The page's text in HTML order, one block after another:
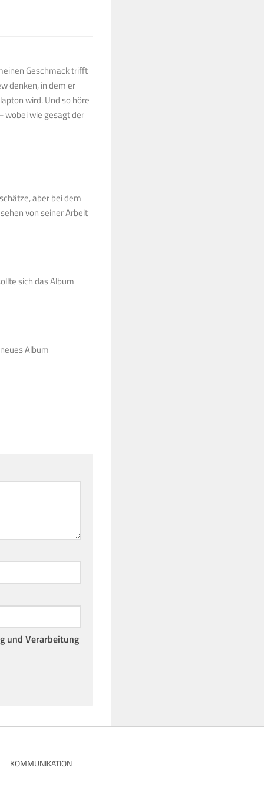
Geschmack trifft
denken, in dem er
wird. Und so höre
wobei wie gesagt der
aber bei dem
von seiner Arbeit
sich das Album
Album
und Verarbeitung
KOMMUNIKATION